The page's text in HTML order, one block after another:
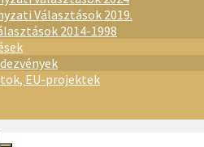
Választások 2019.
2014-1998
EU-projektek